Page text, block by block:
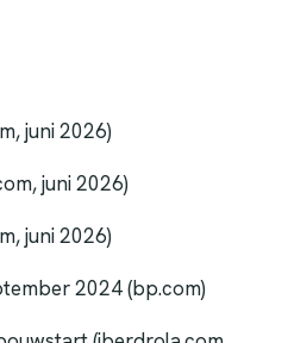
juni 2026)
juni 2026)
juni 2026)
2024 (bp.com)